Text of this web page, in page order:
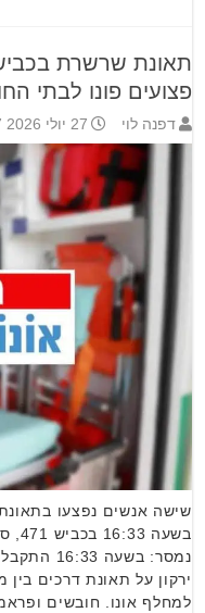
פצועים פונו לבתי
דפנה לוי 27 יולי 2026 17:47
שישה אנשים נפצעו
למחלף אונו. חובשים